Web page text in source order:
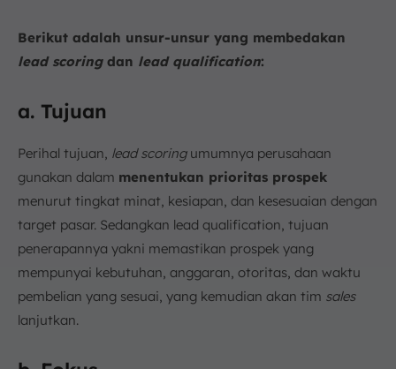
Berikut adalah unsur-unsur yang membedakan
lead scoringdan lead qualification:
a. Tujuan
Perihal tujuan, lead scoring umumnya perusahaan
gunakan dalam menentukan prioritas prospek
menurut tingkat minat, kesiapan, dan kesesuaian dengan
target pasar. Sedangkan lead qualification, tujuan
penerapannya yakni memastikan prospek yang
mempunyai kebutuhan, anggaran, otoritas, dan waktu
pembelian yang sesuai, yang kemudian akan tim sales
lanjutkan.